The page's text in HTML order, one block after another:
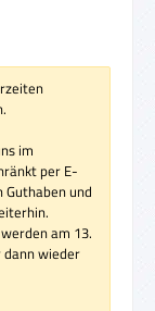
im
per E-
und
am 13.
dann wieder